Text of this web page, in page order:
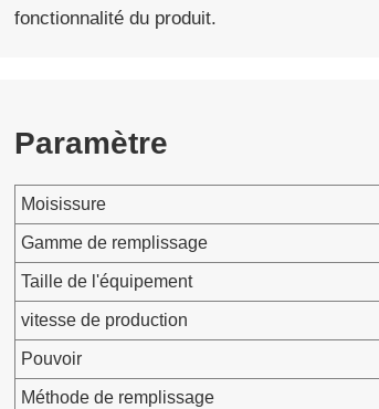
fonctionnalité du produit.
Paramètre
Moisissure
Gamme de remplissage
Taille de l'équipement
vitesse de production
Pouvoir
Méthode de remplissage